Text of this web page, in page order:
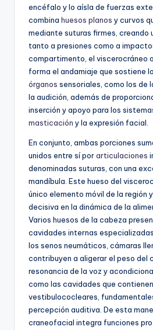
encéfalo y lo aísla de fuerzas
combina huesos planos y curvos
mediante suturas firmes, creando
tanto a presiones como a
compartimento, el viscerocráneo
forma el andamiaje que sostiene
órganos sensoriales, como los de
la audición, además de
inserción y apoyo para los
masticación y la expresión facial.
En conjunto, ambas porciones
unidos entre sí porarticulaciones
denominadas suturas, con una
mandíbula. Este hueso del
único elemento móvil de la región
decisiva en la dinámica de la
Varios huesos de la cabeza
cavidades internas
los senos neumáticos, cámaras
contribuyen a aligerar el peso del
resonancia de la voz y
como las cavidades que
vestibulococleares,
percepción auditiva. De esta
craneofacial integra funciones